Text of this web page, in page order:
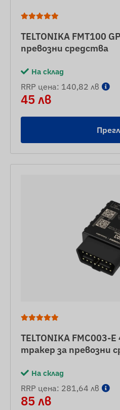
TELTONIKA FMT100
превозни средства
На склад
RRP цена: 140,82 лв
45 лв
TELTONIKA FMC003-
тракер за превозни
На склад
RRP цена: 281,64 лв
85 лв